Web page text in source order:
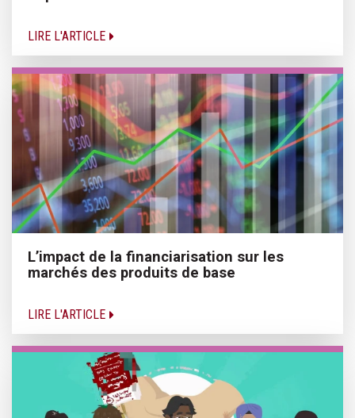
LIRE L'ARTICLE
L’impact de la financiarisation sur les
marchés des produits de base
LIRE L'ARTICLE